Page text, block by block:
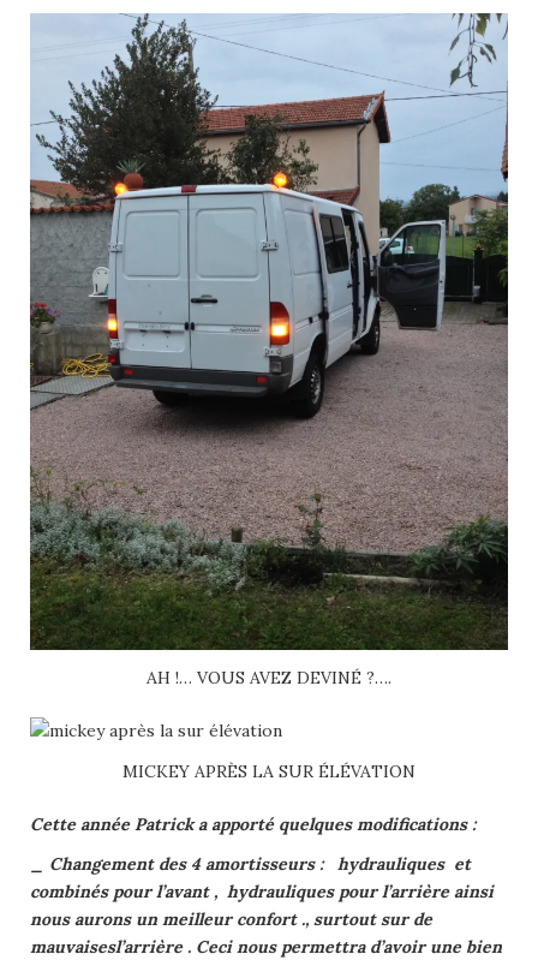
AH !… VOUS AVEZ DEVINÉ ?….
MICKEY APRÈS LA SUR ÉLÉVATION
Cette année Patrick a apporté quelques modifications :
_ Changement des 4 amortisseurs : hydrauliques et
combinés pour l’avant , hydrauliques pour l’arrière ainsi
nous aurons un meilleur confort ., surtout sur de
mauvaisesl’arrière . Ceci nous permettra d’avoir une bien